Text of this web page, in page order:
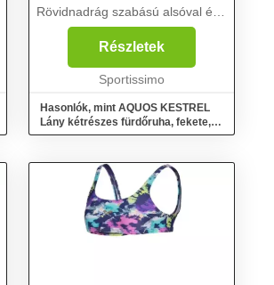
Rövidnadrág szabású alsóval és
háromszög alakú felsővel
rendelkezik. A nyár
elengedhetetlen darabja....
Részletek
Sportissimo
Hasonlók, mint AQUOS KESTREL
Lány kétrészes fürdőruha, fekete,
méret